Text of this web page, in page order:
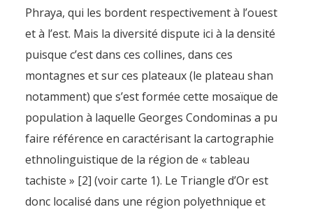
Phraya, qui les bordent respectivement à l’ouest
et à l’est. Mais la diversité dispute ici à la densité
puisque c’est dans ces collines, dans ces
montagnes et sur ces plateaux (le plateau shan
notamment) que s’est formée cette mosaïque de
population à laquelle Georges Condominas a pu
faire référence en caractérisant la cartographie
ethnolinguistique de la région de « tableau
tachiste » [2] (voir carte 1). Le Triangle d’Or est
donc localisé dans une région polyethnique et